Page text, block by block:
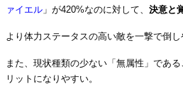
ァイエル 」が420%なのに対して、 決意と
より体力ステータスの高い敵を一撃で倒し
また、現状種類の少ない「無属性」であ
リットになりやすい。